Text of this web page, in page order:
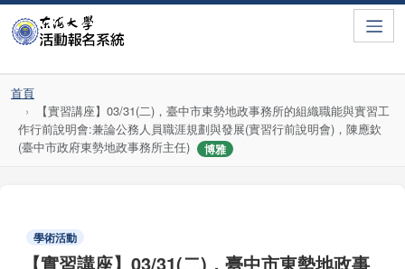
首頁
【實習講座】03/31(二)，臺中市東勢地政事務所的組織職能與實習工
作行前說明會:兼論公務人員職涯規劃與發展(實習行前說明會)，陳應欽
(臺中市政府東勢地政事務所主任)
博雅
學術活動
【實習講座】03/31(二)，臺中市東勢地政事